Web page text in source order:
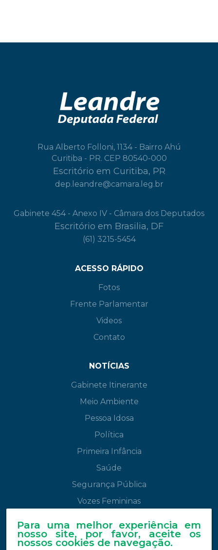
Rua Alberto Folloni, 1134 - Bairro Ahú
Curitiba - PR. CEP 80540-000
Escritório em Curitiba, PR
dep.leandre@camara.leg.br
Gabinete 454 - Anexo IV - Câmara dos Deputados
Escritório em Brasilia, DF
(61) 3215-5454
ACESSO RÁPIDO
Fotos
Frente Parlamentar
Videos
Contato
NOTÍCIAS
Gabinete Itinerante
Meio Ambiente
Pessoa Idosa
Política
Primeira Infância
Saúde
Segurança Pública
Vozes Femininas
NA MÍDIA
Para uma melhor experiência em
nosso site, por favor, aceite os
nossos cookies de navegação.